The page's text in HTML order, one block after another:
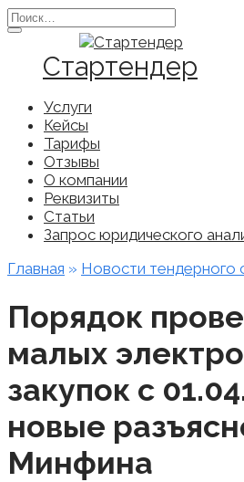
Перейти
к
содержанию
Search
for:
Стартендер
Услуги
Кейсы
Тарифы
Отзывы
О компании
Реквизиты
Статьи
Запрос юридического
Главная » Новости тендерного
Порядок
малых
закупок с
новые
Минфина